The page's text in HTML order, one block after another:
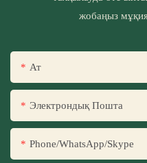
жобаңыз
Ат
Электрондық Пошта
Phone/WhatsApp/Skype